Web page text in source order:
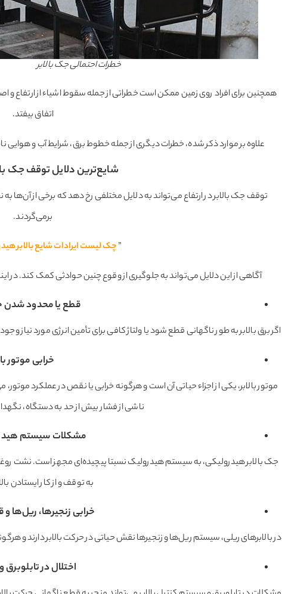
خطرات احتمالی جک بالابر
همچنین برای افراد روی زمین ممکن است خطراتی از جمله سقوط اشیاء از ارتفاع و
اتفاق بیفتد.
علاوه بر موارد ذکر شده، خطرات دیگری از جمله خطوط برق، شرایط آب و
شایع‌ترین دلایل توقف جک
توقف جک بالابر در ارتفاع می‌تواند به دلایل مختلفی رخ دهد که برخی از
برمی‌گردند.
”چک لیست ایرادات شایع بالابر
آگاهی از این دلایل می‌تواند به جلوگیری از وقوع چنین حوادثی کمک کند. در
قطع یا محدود شدن
اگر برق بالابر به طور ناگهانی قطع شود یا ولتاژ کافی برای تأمین انرژی مورد نیاز
خرابی موتور
موتور بالابر، یکی از اجزاء حیاتی آن است و هرگونه خرابی یا نقص در عملکرد
ناشی از فشار بیش از حد به دستگاه،
مشکلات سیستم
جک بالابر هیدرولیکی، به سیستم هیدرولیک نسبتا پیچیده‌ای مجهز است. نشت
به توقف و از کار ایستادن
خرابی زنجیرها، ریل‌ها و
در بالابرهای ریلی، سیستم ریل‌ها و زنجیرها نقش حیاتی در حرکت بالابر دارند و
اختلال در تابلوبرق